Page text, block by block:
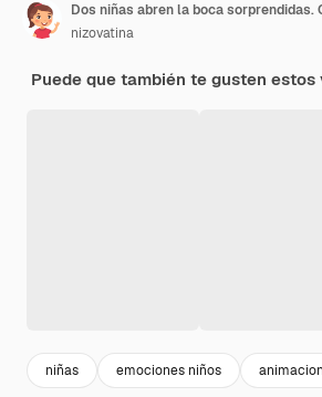
nizovatina
Puede que también te gusten
niñas emociones niños